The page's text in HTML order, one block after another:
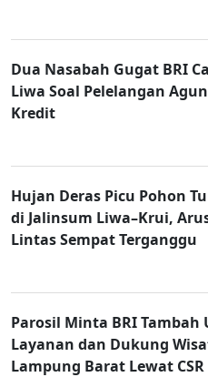
Dua Nasabah Gugat BRI
Liwa Soal Pelelangan
Kredit
Hujan Deras Picu Pohon
di Jalinsum Liwa–Krui,
Lintas Sempat Terganggu
Parosil Minta BRI Tambah
Layanan dan Dukung
Lampung Barat Lewat CSR